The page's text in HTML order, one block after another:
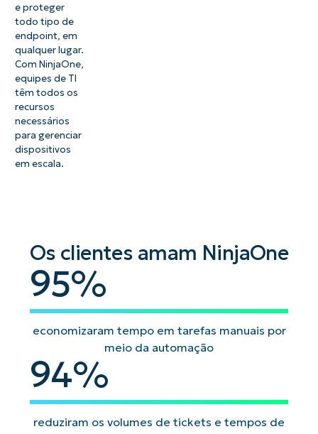
e proteger
todo tipo de
endpoint, em
qualquer lugar.
Com NinjaOne,
equipes de TI
têm todos os
recursos
necessários
para gerenciar
dispositivos
em escala.
Os clientes amam NinjaOne
95
95%
economizaram tempo em tarefas manuais por
meio da automação
94
94%
reduziram os volumes de tickets e tempos de